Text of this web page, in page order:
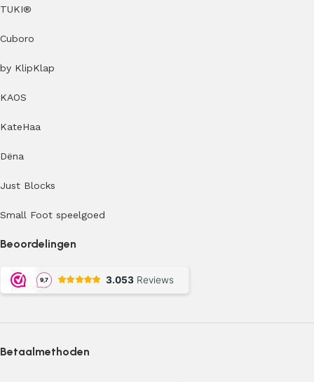
TUKI®
Cuboro
by KlipKlap
KAOS
KateHaa
Dëna
Just Blocks
Small Foot speelgoed
Beoordelingen
Betaalmethoden